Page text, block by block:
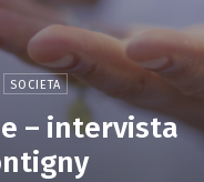
SOCIETA
– intervista